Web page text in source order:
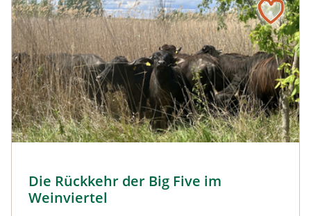
Naturmagazin: Die Rückkehr der Big Five im
Die Rückkehr der Big Five im
Weinviertel